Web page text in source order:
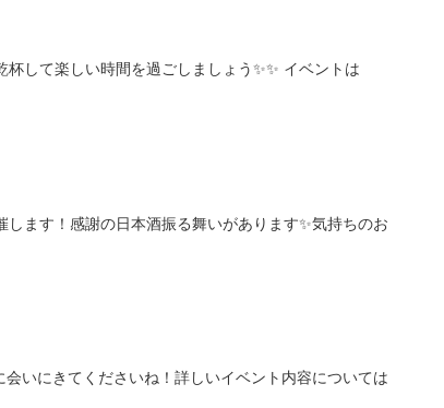
して楽しい時間を過ごしましょう✨✨ イベントは
ます！感謝の日本酒振る舞いがあります✨気持ちのお
いにきてくださいね！詳しいイベント内容については